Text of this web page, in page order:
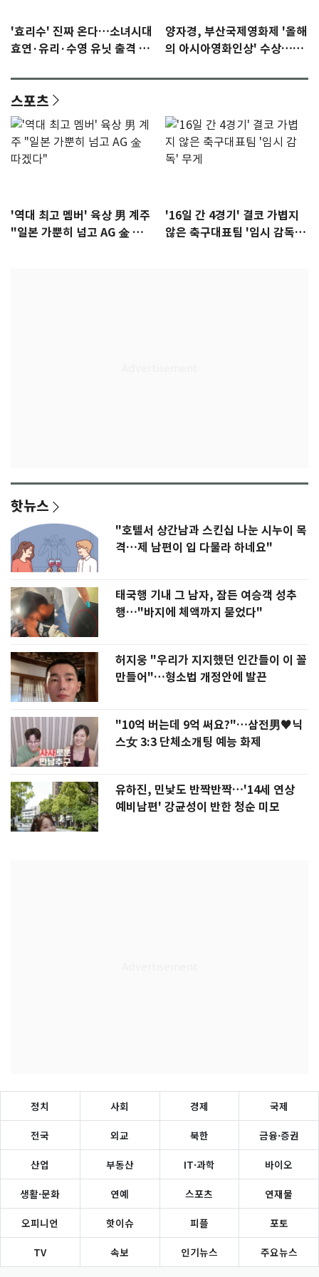
'효리수' 진짜 온다…소녀시대
효연·유리·수영 유닛 출격 [N
양자경, 부산국제영화제 '올해
의 아시아영화인상' 수상…15
스포츠
'역대 최고 멤버' 육상 男 계주
"일본 가뿐히 넘고 AG 金 따겠
'16일 간 4경기' 결코 가볍지
않은 축구대표팀 '임시 감독'
핫뉴스
"호텔서 상간남과 스킨십 나눈 시누이 목
격…제 남편이 입 다물라 하네요"
태국행 기내 그 남자, 잠든 여승객 성추
행…"바지에 체액까지 묻었다"
허지웅 "우리가 지지했던 인간들이 이 꼴
만들어"…형소법 개정안에 발끈
"10억 버는데 9억 써요?"…삼전男♥닉
스女 3:3 단체소개팅 예능 화제
유하진, 민낯도 반짝반짝…'14세 연상
예비남편' 강균성이 반한 청순 미모
정치 사회 경제 국제
전국 외교 북한 금융·증권
산업 부동산 IT·과학 바이오
생활·문화 연예 스포츠 연재물
오피니언 핫이슈 피플 포토
TV 속보 인기뉴스 주요뉴스